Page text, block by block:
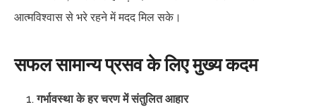
आत्मविश्वास से भरे रहने में मदद मिल सके।
सफल सामान्य प्रसव के लिए मुख्य कदम
गर्भावस्था के हर चरण में संतुलित आहार